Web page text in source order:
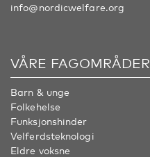
info@nordicwelfare.org
VÅRE FAGOMRÅDER
Barn & unge
Folkehelse
Funksjonshinder
Velferdsteknologi
Eldre voksne